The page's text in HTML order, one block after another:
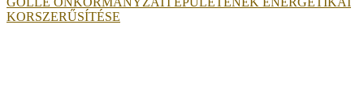
KORSZERŰSÍTÉSE